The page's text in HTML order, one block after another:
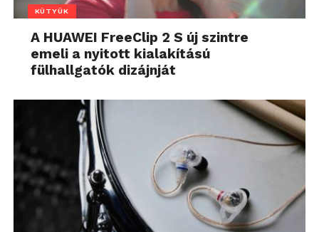
KÜTYÜK
A HUAWEI FreeClip 2 S új szintre
emeli a nyitott kialakítású
fülhallgatók dizájnját